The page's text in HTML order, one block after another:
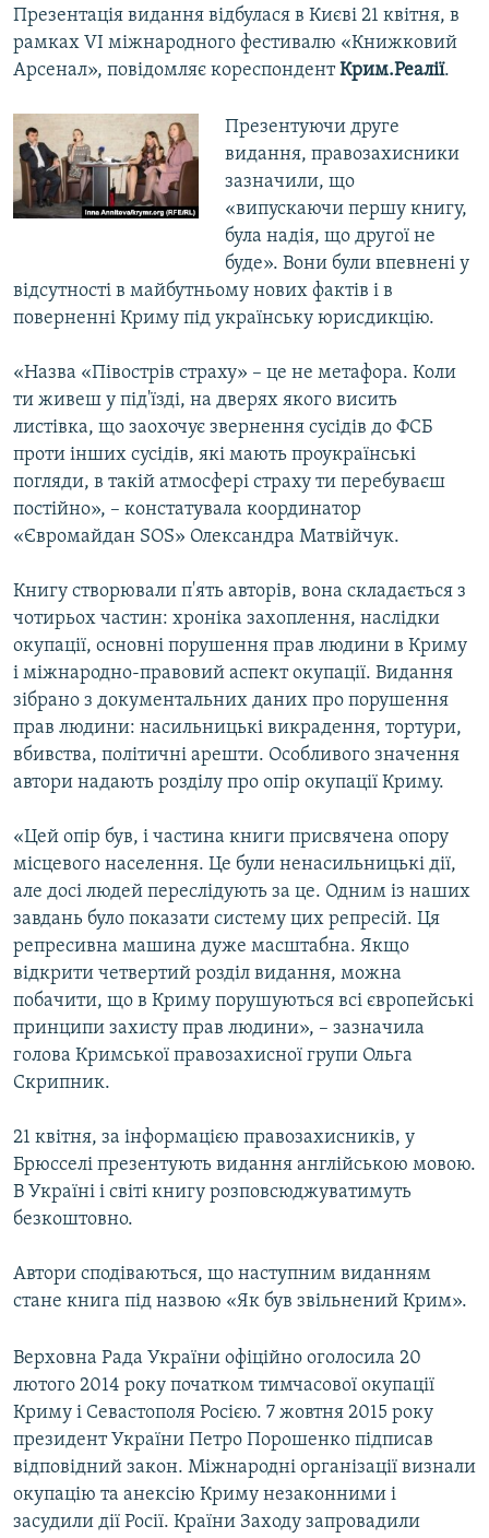
Презентація видання відбулася в Києві 21 квітня, в
рамках VI міжнародного фестивалю «Книжковий
Арсенал», повідомляє кореспондентКрим.Реалії.
Презентуючи друге
видання, правозахисники
зазначили, що
«випускаючи першу книгу,
була надія, що другої не
буде». Вони були впевнені у
відсутності в майбутньому нових фактів і в
поверненні Криму під українську юрисдикцію.
«Назва «Півострів страху» – це не метафора. Коли
ти живеш у під'їзді, на дверях якого висить
листівка, що заохочує звернення сусідів до ФСБ
проти інших сусідів, які мають проукраїнські
погляди, в такій атмосфері страху ти перебуваєш
постійно», – констатувала координатор
«Євромайдан SOS» Олександра Матвійчук.
Книгу створювали п'ять авторів, вона складається з
чотирьох частин: хроніка захоплення, наслідки
окупації, основні порушення прав людини в Криму
і міжнародно-правовий аспект окупації. Видання
зібрано з документальних даних про порушення
прав людини: насильницькі викрадення, тортури,
вбивства, політичні арешти. Особливого значення
автори надають розділу про опір окупації Криму.
«Цей опір був, і частина книги присвячена опору
місцевого населення. Це були ненасильницькі дії,
але досі людей переслідують за це. Одним із наших
завдань було показати систему цих репресій. Ця
репресивна машина дуже масштабна. Якщо
відкрити четвертий розділ видання, можна
побачити, що в Криму порушуються всі європейські
принципи захисту прав людини», – зазначила
голова Кримської правозахисної групи Ольга
Скрипник.
21 квітня, за інформацією правозахисників, у
Брюсселі презентують видання англійською мовою.
В Україні і світі книгу розповсюджуватимуть
безкоштовно.
Автори сподіваються, що наступним виданням
стане книга під назвою «Як був звільнений Крим».
Верховна Рада України офіційно оголосила 20
лютого 2014 року початком тимчасової окупації
Криму і Севастополя Росією. 7 жовтня 2015 року
президент України Петро Порошенко підписав
відповідний закон. Міжнародні організації визнали
окупацію та анексію Криму незаконними і
засудили дії Росії. Країни Заходу запровадили